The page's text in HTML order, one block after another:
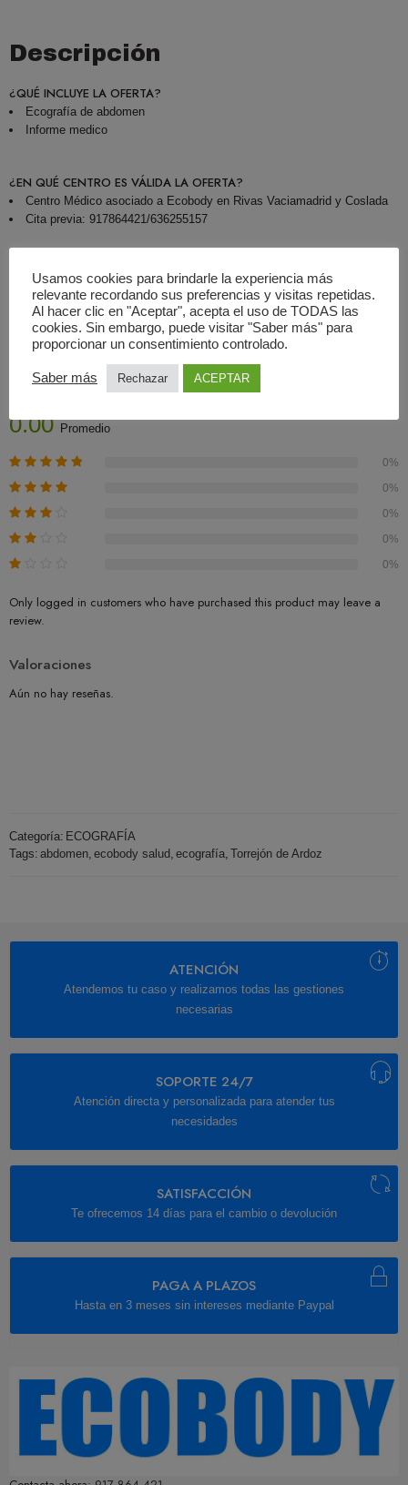
Descripción
¿QUÉ INCLUYE LA OFERTA?
Ecografía de abdomen
Informe medico
¿EN QUÉ CENTRO ES VÁLIDA LA OFERTA?
Centro Médico asociado a Ecobody en Rivas Vaciamadrid y Coslada
Cita previa: 917864421/636255157
Valoraciones (0)
Basado En 0 Valoraciones
0.00Promedio
0%
0%
0%
0%
0%
Only logged in customers who have purchased this product may leave a
review.
Valoraciones
Aún no hay reseñas.
Categoría: ECOGRAFÍA
Tags: abdomen ecobody salud ecografía Torrejón de Ardoz
ATENCIÓN
Atendemos tu caso y realizamos todas las gestiones
necesarias
SOPORTE 24/7
Atención directa y personalizada para atender tus
necesidades
SATISFACCIÓN
Te ofrecemos 14 días para el cambio o devolución
PAGA A PLAZOS
Hasta en 3 meses sin intereses mediante Paypal
Usamos cookies para brindarle la experiencia más
relevante recordando sus preferencias y visitas repetidas.
Al hacer clic en "Aceptar", acepta el uso de TODAS las
cookies. Sin embargo, puede visitar "Saber más" para
proporcionar un consentimiento controlado.
Saber más Rechazar ACEPTAR